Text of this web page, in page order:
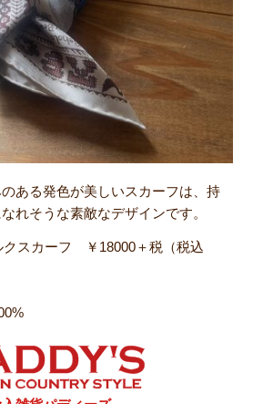
ある発色が美しいスカーフは、持
れそうな素敵なデザインです。
クスカーフ ￥18000＋税（税込